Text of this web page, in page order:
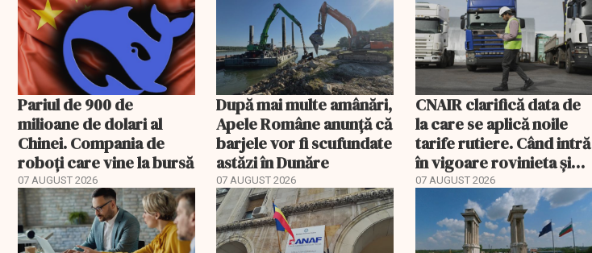
Pariul de 900 de
milioane de dolari al
Chinei. Compania de
roboți care vine la bursă
07 AUGUST 2026
După mai multe amânări,
Apele Române anunță că
barjele vor fi scufundate
astăzi în Dunăre
07 AUGUST 2026
CNAIR clarifică data de
la care se aplică noile
tarife rutiere. Când intră
în vigoare rovinieta și
TollRo
07 AUGUST 2026